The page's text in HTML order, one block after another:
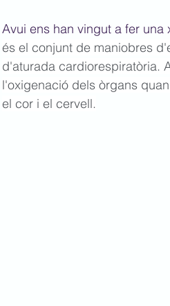
Avui ens han vingut a fer una
és el conjunt de maniobres
d'aturada cardiorespiratòria.
l'oxigenació dels òrgans
el cor i el cervell.